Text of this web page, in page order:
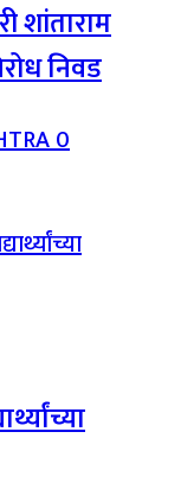
शांताराम
निवड
0